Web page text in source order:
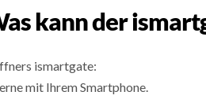
kann der
ismartgate:
mit Ihrem Smartphone.